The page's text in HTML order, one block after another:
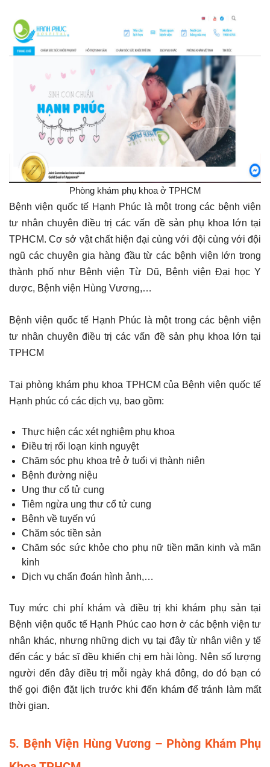
Phòng khám phụ khoa ở TPHCM
Bệnh viện quốc tế Hạnh Phúc là một trong các bệnh viện
tư nhân chuyên điều trị các vấn đề sản phụ khoa lớn tại
TPHCM. Cơ sở vật chất hiện đại cùng với đội cùng với đội
ngũ các chuyên gia hàng đầu từ các bệnh viện lớn trong
thành phố như Bệnh viện Từ Dũ, Bệnh viện Đại học Y
dược, Bệnh viện Hùng Vương,…
Bệnh viện quốc tế Hạnh Phúc là một trong các bệnh viện
tư nhân chuyên điều trị các vấn đề sản phụ khoa lớn tại
TPHCM
Tại phòng khám phụ khoa TPHCM của Bệnh viện quốc tế
Hạnh phúc có các dịch vụ, bao gồm:
Thực hiện các xét nghiệm phụ khoa
Điều trị rối loạn kinh nguyệt
Chăm sóc phụ khoa trẻ ở tuổi vị thành niên
Bệnh đường niệu
Ung thư cổ tử cung
Tiêm ngừa ung thư cổ tử cung
Bệnh về tuyến vú
Chăm sóc tiền sản
Chăm sóc sức khỏe cho phụ nữ tiền mãn kinh và mãn
kinh
Dịch vụ chẩn đoán hình ảnh,…
Tuy mức chi phí khám và điều trị khi khám phụ sản tại
Bệnh viện quốc tế Hạnh Phúc cao hơn ở các bệnh viện tư
nhân khác, nhưng những dịch vụ tại đây từ nhân viên y tế
đến các y bác sĩ đều khiến chị em hài lòng. Nên số lượng
người đến đây điều trị mỗi ngày khá đông, do đó bạn có
thể gọi điện đặt lịch trước khi đến khám để tránh làm mất
thời gian.
5. Bệnh Viện Hùng Vương – Phòng Khám Phụ